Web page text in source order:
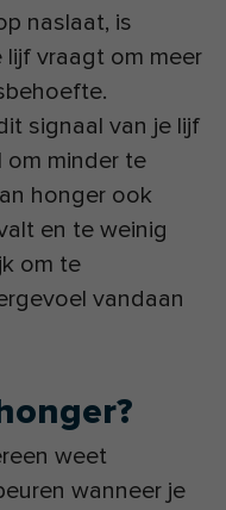
naslaat, is
vraagt om meer
signaal van je lijf
minder te
honger ook
en te weinig
om te
vandaan
weet
wanneer je